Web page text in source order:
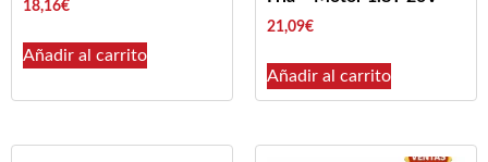
18,16€
Añadir al carrito
21,09€
Añadir al carrito